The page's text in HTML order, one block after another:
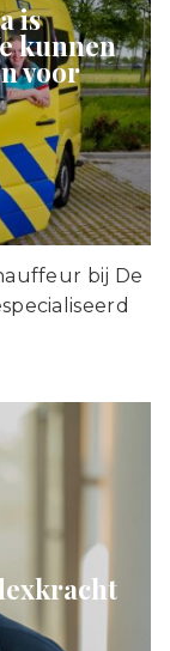
is
kunnen
voor
bij De